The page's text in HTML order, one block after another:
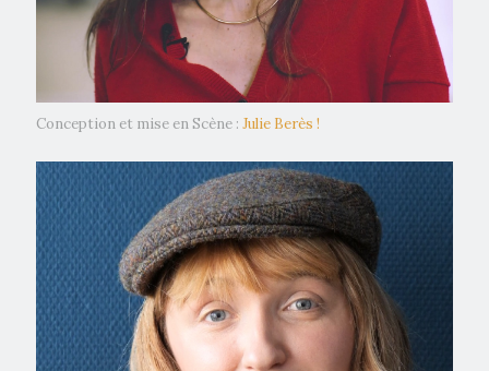
Conception et mise en Scène : Julie Berès !